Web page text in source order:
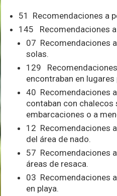
51 Recomendaciones a
145 Recomendaciones
07 Recomendaciones
solas.
129
encontraban en
40 Recomendaciones
contaban con chalecos
embarcaciones o a
12 Recomendaciones
del área de nado.
57 Recomendaciones
áreas de resaca.
03 Recomendaciones
en playa.